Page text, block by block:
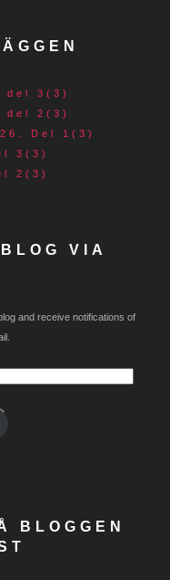
del 3(3)
del 2(3)
Del 1(3)
3(3)
2(3)
VIA
and receive notifications of
BLOGGEN